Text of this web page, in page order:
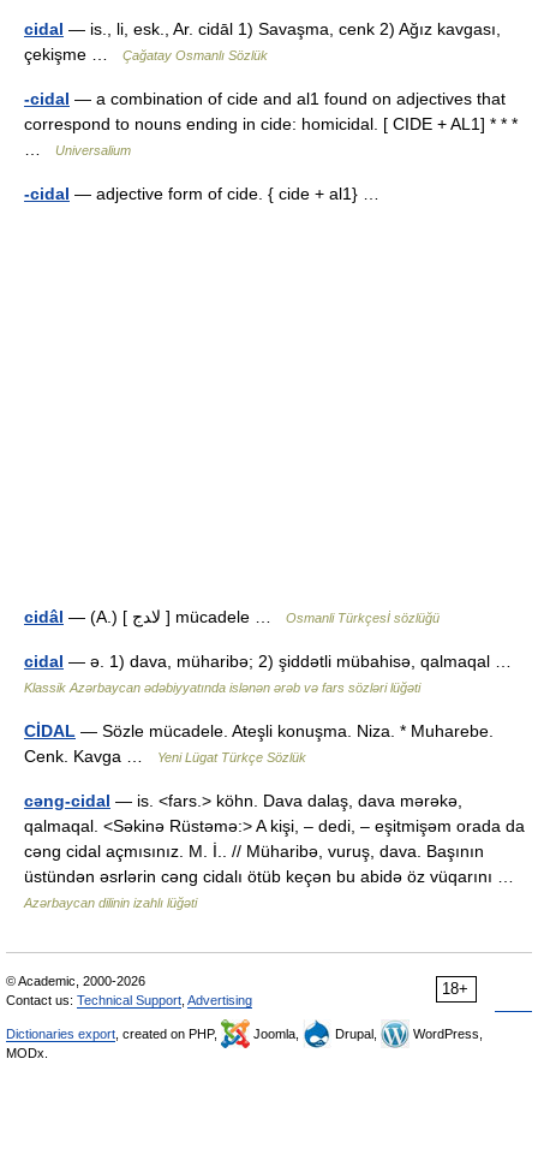
cidal — is., li, esk., Ar. cidāl 1) Savaşma, cenk 2) Ağız kavgası,
çekişme …
Çağatay Osmanlı Sözlük
-cidal — a combination of cide and al1 found on adjectives that
correspond to nouns ending in cide: homicidal. [ CIDE + AL1] * * *
Universalium
-cidal — adjective form of cide. { cide + al1} …
cidâl — (A.) [ لاﺪﺝ ] mücadele … Osmanli Türkçesİ sözlüğü
cidal — ə. 1) dava, müharibə; 2) şiddətli mübahisə, qalmaqal …
Klassik Azərbaycan ədəbiyyatında islənən ərəb və fars sözləri lüğəti
CİDAL — Sözle mücadele. Ateşli konuşma. Niza. * Muharebe.
Cenk. Kavga …
Yeni Lügat Türkçe Sözlük
cəng-cidal — is. <fars.> köhn. Dava dalaş, dava mərəkə,
qalmaqal. <Səkinə Rüstəmə:> A kişi, – dedi, – eşitmişəm orada da
cəng cidal açmısınız. M. İ.. // Müharibə, vuruş, dava. Başının
üstündən əsrlərin cəng cidalı ötüb keçən bu abidə öz vüqarını …
Azərbaycan dilinin izahlı lüğəti
18+
© Academic, 2000-2026
Contact us: Technical Support Advertising
Dictionaries export , created on PHP, Joomla, Drupal,
WordPress,
MODx.